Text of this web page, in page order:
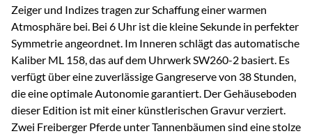
Zeiger und Indizes tragen zur Schaffung einer warmen
Atmosphäre bei. Bei 6 Uhr ist die kleine Sekunde in perfekter
Symmetrie angeordnet. Im Inneren schlägt das automatische
Kaliber ML 158, das auf dem Uhrwerk SW260-2 basiert. Es
verfügt über eine zuverlässige Gangreserve von 38 Stunden,
die eine optimale Autonomie garantiert. Der Gehäuseboden
dieser Edition ist mit einer künstlerischen Gravur verziert.
Zwei Freiberger Pferde unter Tannenbäumen sind eine stolze